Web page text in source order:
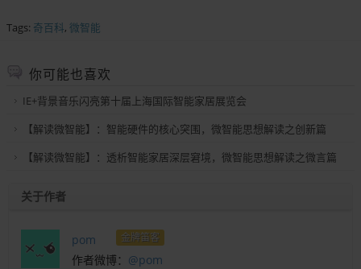
Tags: 奇百科, 微智能
你可能也喜欢
IE+背景音乐闪亮第十届上海国际智能家居展览会
【解读微智能】：智能硬件的核心突围，微智能思想解读之创新篇
【解读微智能】：透析智能家居深层窘境，微智能思想解读之微言篇
关于作者
pom 金牌笛客
作者微博： @pom